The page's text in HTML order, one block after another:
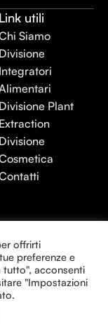
Link utili
Siamo
Divisione
Integratori
Divisione Plant
Extraction
Divisione
- Tutti i diritti
offrirti
preferenze e
tutto", acconsenti
"Impostazioni